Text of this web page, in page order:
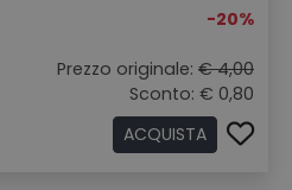
-20%
Prezzo originale: € 4,00
Sconto: € 0,80
ACQUISTA